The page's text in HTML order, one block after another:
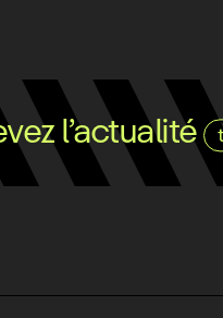
l’actualité